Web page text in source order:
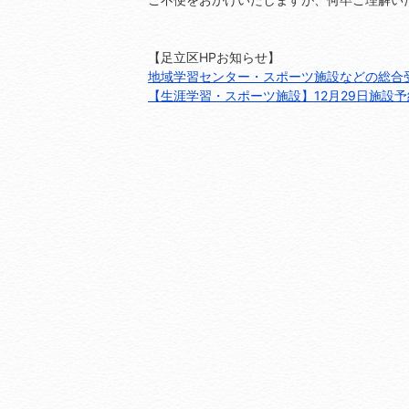
【足立区HPお知らせ】
地域学習センター・スポーツ施設などの総合
【生涯学習・スポーツ施設】12月29日施設